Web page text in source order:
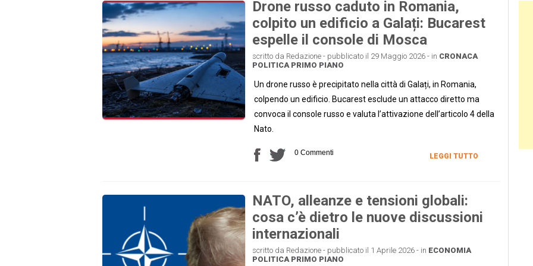
Drone russo caduto in Romania,
colpito un edificio a Galați: Bucarest
espelle il console di Mosca
scritto da Redazione - pubblicato il 29 Maggio 2026 - in CRONACA
POLITICA PRIMO PIANO
Un drone russo è precipitato nella città di Galați, in Romania,
colpendo un edificio. Bucarest esclude un attacco diretto ma
convoca il console russo e valuta l’attivazione dell’articolo 4 della
Nato.
0 Commenti LEGGI TUTTO
NATO, alleanze e tensioni globali:
cosa c’è dietro le nuove discussioni
internazionali
scritto da Redazione - pubblicato il 1 Aprile 2026 - in ECONOMIA
POLITICA PRIMO PIANO